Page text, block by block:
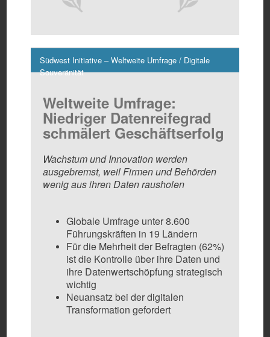
Südwest Initiative – Weltweite Umfrage / Digitale
Souveränität
Weltweite Umfrage:
Niedriger Datenreifegrad
schmälert Geschäftserfolg
Wachstum und Innovation werden
ausgebremst, weil Firmen und Behörden
wenig aus ihren Daten rausholen
Globale Umfrage unter 8.600
Führungskräften in 19 Ländern
Für die Mehrheit der Befragten (62%)
ist die Kontrolle über ihre Daten und
ihre Datenwertschöpfung strategisch
wichtig
Neuansatz bei der digitalen
Transformation gefordert